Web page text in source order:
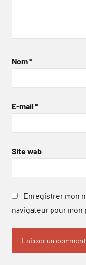
Nom*
E-mail *
Site web
Enregistrer mon
navigateur pour mon